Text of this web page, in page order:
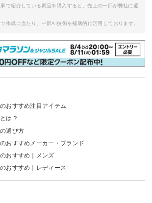
で紹介している商品を購入すると、売上の一部が弊社に還
作成に当たり、一部AI技術を補助的に活用しております。
おすすめ注目アイテム
は？
選び方
おすすめメーカー・ブランド
おすすめ｜メンズ
おすすめ｜レディース